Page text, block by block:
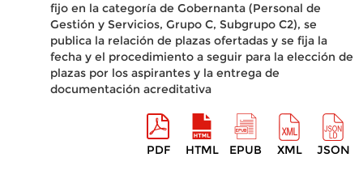
fijo en la categoría de Gobernanta (Personal de
Gestión y Servicios, Grupo C, Subgrupo C2), se
publica la relación de plazas ofertadas y se fija la
fecha y el procedimiento a seguir para la elección de
plazas por los aspirantes y la entrega de
documentación acreditativa
PDF HTML EPUB XML JSON